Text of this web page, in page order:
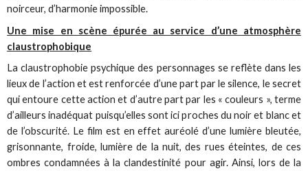
noirceur, d’harmonie impossible.
Une mise en scène épurée au service d’une atmosphère
claustrophobique
La claustrophobie psychique des personnages se reflète dans les
lieux de l’action et est renforcée d’une part par le silence, le secret
qui entoure cette action et d’autre part par les « couleurs », terme
d’ailleurs inadéquat puisqu’elles sont ici proches du noir et blanc et
de l’obscurité. Le film est en effet auréolé d’une lumière bleutée,
grisonnante, froide, lumière de la nuit, des rues éteintes, de ces
ombres condamnées à la clandestinité pour agir. Ainsi, lors de la